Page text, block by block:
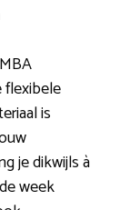
flexibele
is
je dikwijls à
week